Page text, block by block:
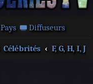
Pays Diffuseurs
Célébrités F, G, H, I, J